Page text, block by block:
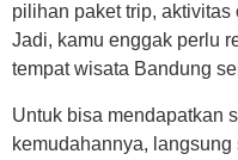
pilihan paket trip,
Jadi, kamu enggak perlu
tempat wisata Bandung
Untuk bisa mendapatkan
kemudahannya,